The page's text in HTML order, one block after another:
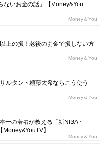
ないお金の話」【Money&You
Money＆You
上の損！老後のお金で損しない方
Money＆You
ルタント頼藤太希ならこう使う
Money＆You
一の著者が教える「新NISA・
】
Money＆You